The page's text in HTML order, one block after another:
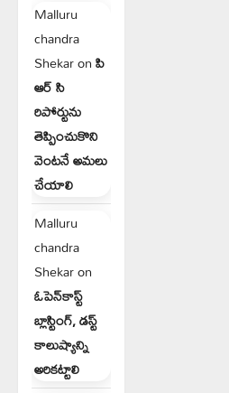
Malluru
chandra
Shekaronపి
ఆర్ సి
రిపోర్టును
తెప్పించుకొని
వెంటనే అమలు
చేయాలి
Malluru
chandra
Shekaron
ఓపెన్‌కాస్ట్
బ్లాస్టింగ్, డస్ట్
కాలుష్యాన్ని
అరికట్టాలి